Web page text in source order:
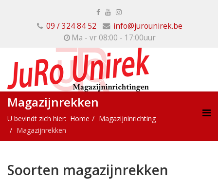
09 / 324 84 52
info@jurounirek.be
Ma - vr 08:00 - 17:00uur
Magazijnrekken
U bevindt zich hier: Home
Magazijninrichting
Magazijnrekken
Soorten magazijnrekken